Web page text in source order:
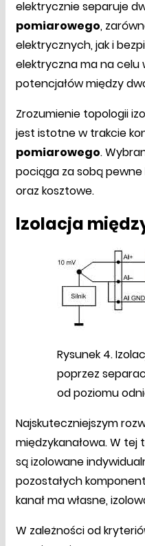
elektrycznie separuje
pomiarowego,
elektrycznych, jak i
elektryczna ma na celu
potencjałów między
Zrozumienie topologii
jest istotne w trakcie
pomiarowego.
pociąga za sobą
oraz kosztowe.
Izolacja
Rysunek 4.
poprzez
od poziomu
Najskuteczniejszym
międzykanałowa. W tej
są izolowane
pozostałych
kanał ma własne,
W zależności od